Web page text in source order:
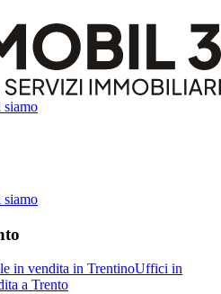
siamo
siamo
in vendita in TrentinoUffici in
a Trento